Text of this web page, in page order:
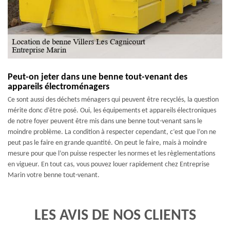
Peut-on jeter dans une benne tout-venant des
appareils électroménagers
Ce sont aussi des déchets ménagers qui peuvent être recyclés, la question
mérite donc d’être posé. Oui, les équipements et appareils électroniques
de notre foyer peuvent être mis dans une benne tout-venant sans le
moindre problème. La condition à respecter cependant, c’est que l’on ne
peut pas le faire en grande quantité. On peut le faire, mais à moindre
mesure pour que l’on puisse respecter les normes et les règlementations
en vigueur. En tout cas, vous pouvez louer rapidement chez Entreprise
Marin votre benne tout-venant.
LES AVIS DE NOS CLIENTS